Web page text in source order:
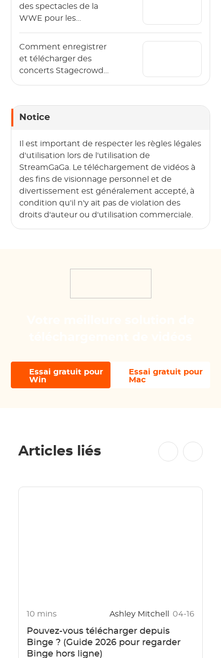
des spectacles de la
WWE pour les
Comment enregistrer
et télécharger des
concerts Stagecrowd
Notice
Il est important de respecter les règles légales
d'utilisation lors de l'utilisation de
StreamGaGa. Le téléchargement de vidéos à
des fins de visionnage personnel et de
divertissement est généralement accepté, à
condition qu'il n'y ait pas de violation des
droits d'auteur ou d'utilisation commerciale.
Essai gratuit pour
Win
Essai gratuit pour
Mac
Articles liés
10 mins Ashley Mitchell 04-16
Pouvez-vous télécharger depuis
Binge ? (Guide 2026 pour regarder
Binge hors ligne)